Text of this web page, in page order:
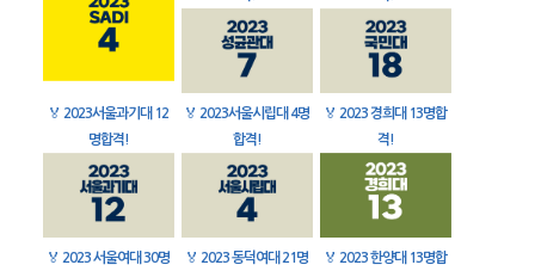
🏅 2023서울과기대 12
명합격!
🏅 2023서울시립대 4명
합격!
🏅 2023 경희대 13명합
격!
🏅 2023 서울여대 30명
🏅 2023 동덕여대 21명
🏅 2023 한양대 13명합